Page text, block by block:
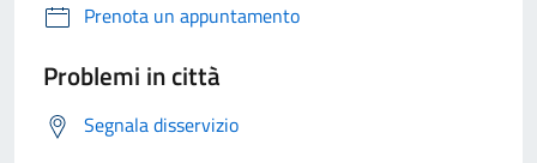
Prenota un appuntamento
Problemi in città
Segnala disservizio